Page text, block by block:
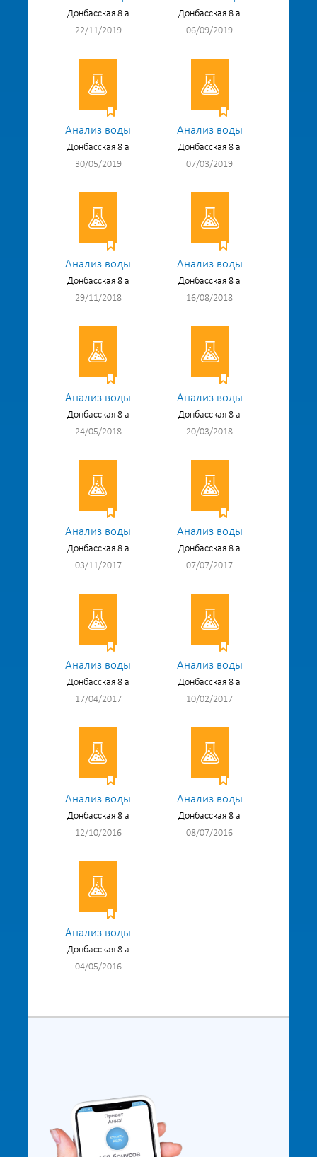
Донбасская 8 а
22/11/2019
Донбасская 8 а
06/09/2019
Анализ воды
Донбасская 8 а
30/05/2019
Анализ воды
Донбасская 8 а
07/03/2019
Анализ воды
Донбасская 8 а
29/11/2018
Анализ воды
Донбасская 8 а
16/08/2018
Анализ воды
Донбасская 8 а
24/05/2018
Анализ воды
Донбасская 8 а
20/03/2018
Анализ воды
Донбасская 8 а
03/11/2017
Анализ воды
Донбасская 8 а
07/07/2017
Анализ воды
Донбасская 8 а
17/04/2017
Анализ воды
Донбасская 8 а
10/02/2017
Анализ воды
Донбасская 8 а
12/10/2016
Анализ воды
Донбасская 8 а
08/07/2016
Анализ воды
Донбасская 8 а
04/05/2016